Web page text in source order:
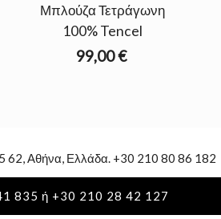
Μπλούζα Τετράγωνη
100% Tencel
99,00 €
62, Αθήνα, Ελλάδα. +30 210 80 86 182
835 ή +30 210 28 42 127